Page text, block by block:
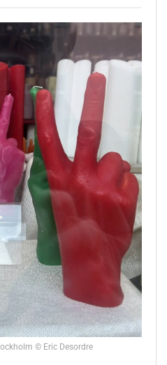
© Eric Desordre